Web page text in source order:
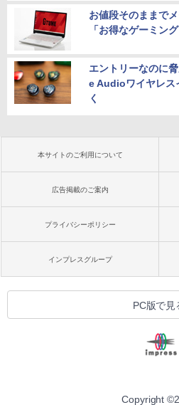
お値段そのままで
「お得なゲーミン
エントリーなのに
e Audioワイヤレス
く
本サイトのご利用について
広告掲載のご案内
プライバシーポリシー
インプレスグループ
PC版で見
Copyright ©